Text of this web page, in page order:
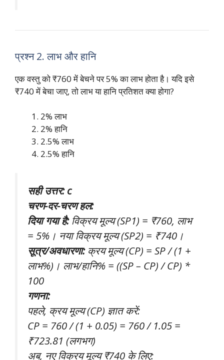
प्रश्न 2. लाभ और हानि
एक वस्तु को ₹760 में बेचने पर 5% का लाभ होता है। यदि इसे
₹740 में बेचा जाए, तो लाभ या हानि प्रतिशत क्या होगा?
2% लाभ
2% हानि
2.5% लाभ
2.5% हानि
सही उत्तर: c
चरण-दर-चरण हल:
दिया गया है:विक्रय मूल्य (SP1) = ₹760, लाभ
= 5%। नया विक्रय मूल्य (SP2) = ₹740।
सूत्र/अवधारणा:क्रय मूल्य (CP) = SP / (1 +
लाभ%)। लाभ/हानि% = ((SP – CP) / CP) *
100
गणना:
पहले, क्रय मूल्य (CP) ज्ञात करें:
CP = 760 / (1 + 0.05) = 760 / 1.05 =
₹723.81 (लगभग)
अब, नए विक्रय मूल्य ₹740 के लिए: